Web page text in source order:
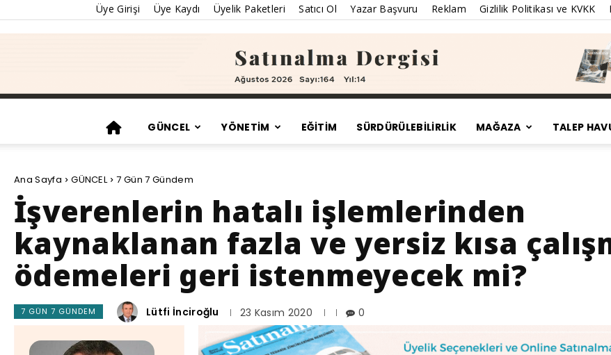
Üye Girişi Üye Kaydı Üyelik Paketleri Satıcı Ol Yazar Başvuru Reklam Gizlilik Politikası ve KVKK
GÜNCEL YÖNETİM EĞİTİM SÜRDÜRÜLEBILIRLIK MAĞAZA TALEP
Ana Sayfa GÜNCEL 7 Gün 7 Gündem
İşverenlerin hatalı işlemlerinden
kaynaklanan fazla ve yersiz kısa
ödemeleri geri istenmeyecek mi?
7 GÜN 7 GÜNDEM Lütfi İnciroğlu 23 Kasım 2020 0